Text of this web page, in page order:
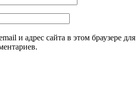
и адрес сайта в этом браузере для